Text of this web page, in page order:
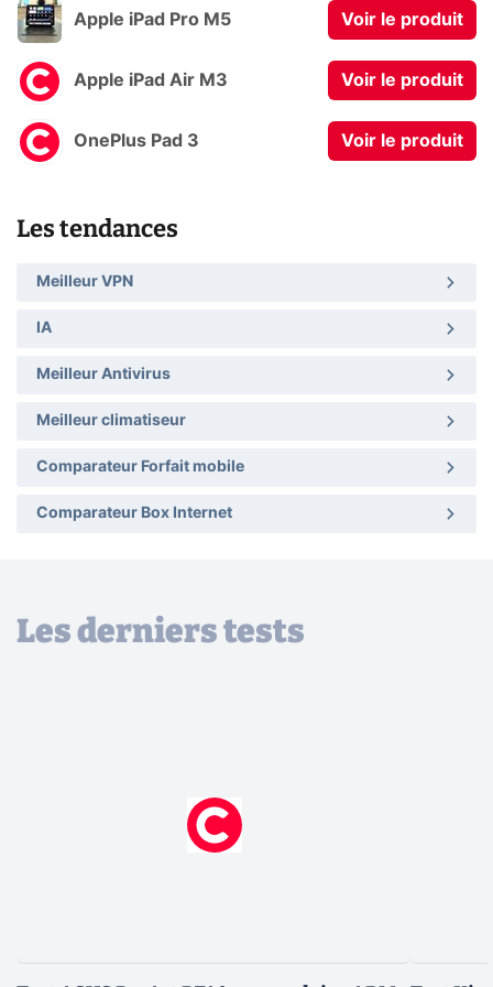
Apple iPad Pro M5 Voir le produit
Apple iPad Air M3 Voir le produit
OnePlus Pad 3 Voir le produit
Les tendances
Meilleur VPN
IA
Meilleur Antivirus
Meilleur climatiseur
Comparateur Forfait mobile
Comparateur Box Internet
Les derniers tests